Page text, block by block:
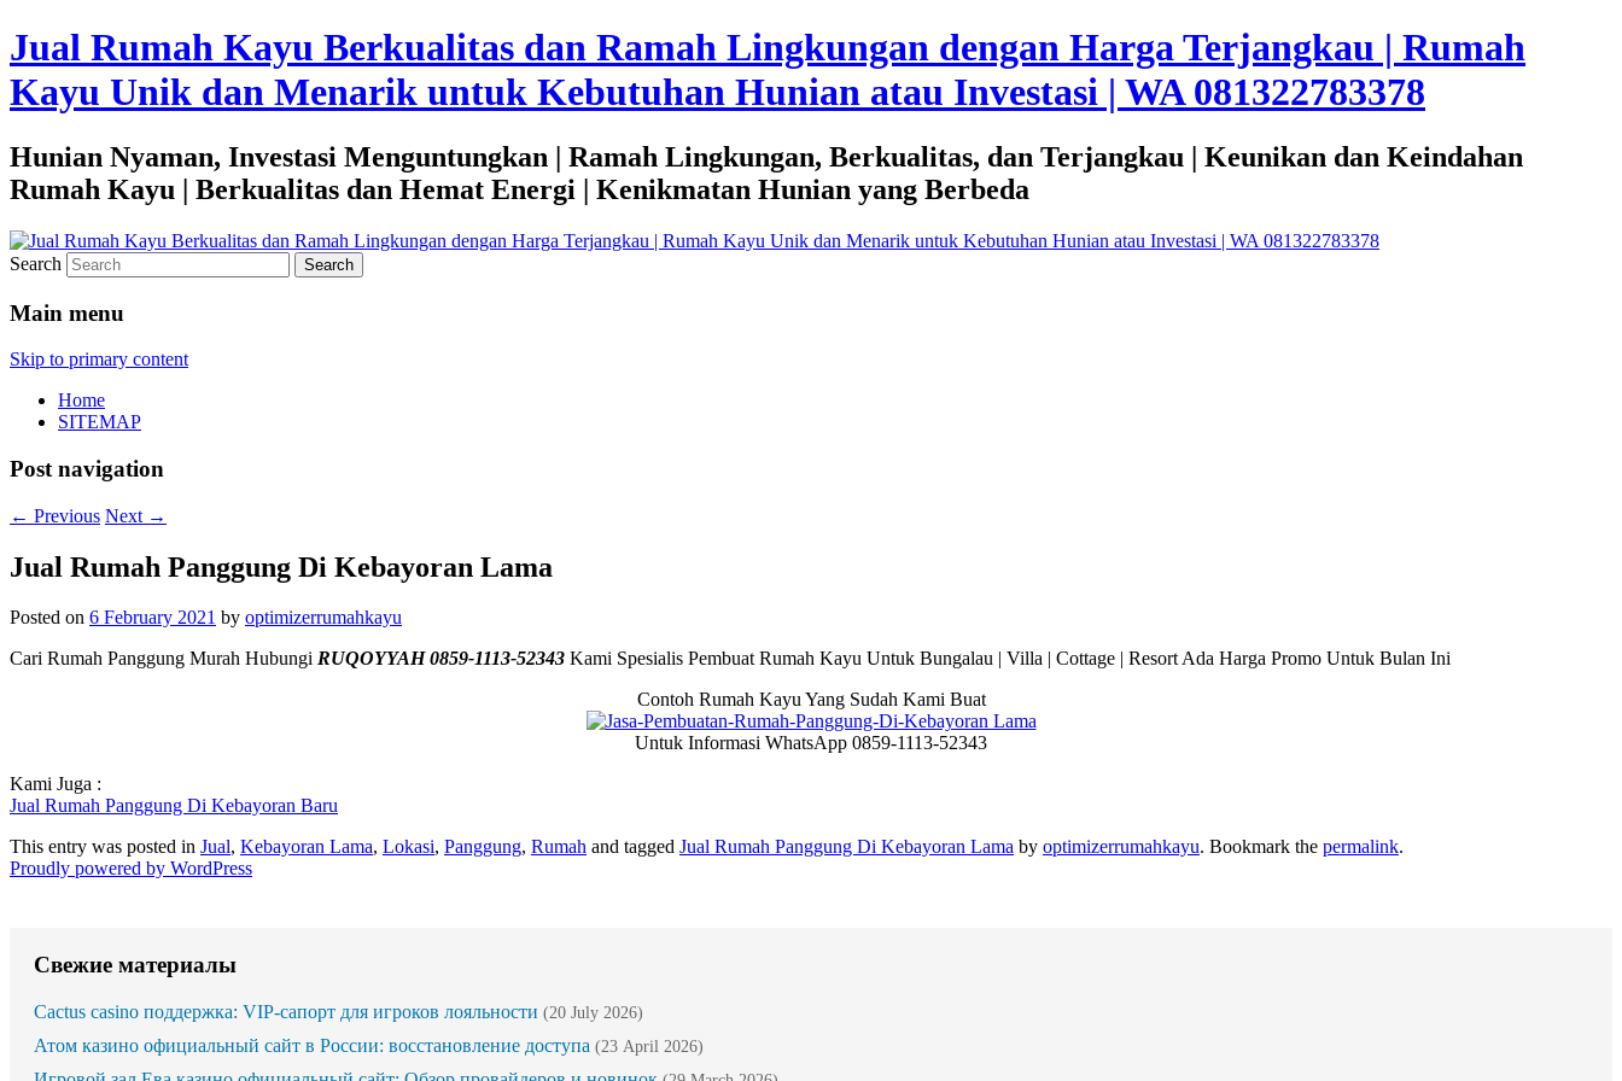
Jual Rumah Kayu Berkualitas dan Ramah Lingkungan dengan Harga Terjangkau | Rumah
Kayu Unik dan Menarik untuk Kebutuhan Hunian atau Investasi | WA 081322783378
Hunian Nyaman, Investasi Menguntungkan | Ramah Lingkungan, Berkualitas, dan Terjangkau | Keunikan dan Keindahan
Rumah Kayu | Berkualitas dan Hemat Energi | Kenikmatan Hunian yang Berbeda
Search
Main menu
Skip to primary content
Home
SITEMAP
Post navigation
← Previous Next →
Jual Rumah Panggung Di Kebayoran Lama
Posted on 6 February 2021 by optimizerrumahkayu
Cari Rumah Panggung Murah Hubungi RUQOYYAH 0859-1113-52343 Kami Spesialis Pembuat Rumah Kayu Untuk Bungalau | Villa | Cottage | Resort Ada Harga Promo Untuk Bulan Ini
Contoh Rumah Kayu Yang Sudah Kami Buat
Untuk Informasi WhatsApp 0859-1113-52343
Kami Juga :
Jual Rumah Panggung Di Kebayoran Baru
This entry was posted in Jual, Kebayoran Lama, Lokasi, Panggung, Rumah and tagged Jual Rumah Panggung Di Kebayoran Lama by optimizerrumahkayu. Bookmark the permalink.
Proudly powered by WordPress
Свежие материалы
Cactus casino поддержка: VIP-сапорт для игроков лояльности (20 July 2026)
Атом казино официальный сайт в России: восстановление доступа (23 April 2026)